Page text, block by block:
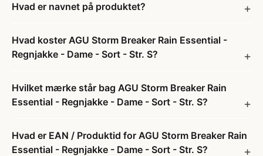
Hvad er navnet på produktet?
Hvad koster AGU Storm Breaker Rain Essential -
Regnjakke - Dame - Sort - Str. S?
Hvilket mærke står bag AGU Storm Breaker Rain
Essential - Regnjakke - Dame - Sort - Str. S?
Hvad er EAN / Produktid for AGU Storm Breaker Rain
Essential - Regnjakke - Dame - Sort - Str. S?